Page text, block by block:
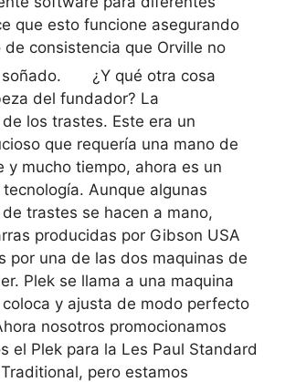
que esto funcione asegurando
consistencia que Orville no
¿Y qué otra cosa
del fundador? La
los trastes. Este era un
que requería una mano de
y mucho tiempo, ahora es un
Aunque algunas
trastes se hacen a mano,
producidas por Gibson USA
por una de las dos maquinas de
Plek se llama a una maquina
y ajusta de modo perfecto
nosotros promocionamos
el Plek para la Les Paul Standard
pero estamos